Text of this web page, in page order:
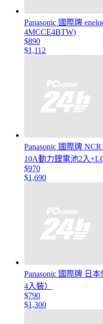
Panasonic 國際牌
4MCCE4BTW)
$890
$1,112
Panasonic 國際牌
10A動力鋰電池2入
$970
$1,690
Panasonic 國際牌 日
4入裝）
$790
$1,300